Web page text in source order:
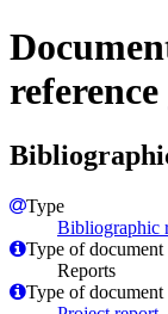
reference
Type
Bibliographic
Type of document
Reports
Type of document